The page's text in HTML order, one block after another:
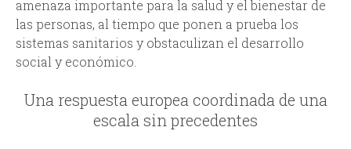
amenaza importante para la salud y el bienestar de
las personas, al tiempo que ponen a prueba los
sistemas sanitarios y obstaculizan el desarrollo
social y económico.
Una respuesta europea coordinada de una
escala sin precedentes